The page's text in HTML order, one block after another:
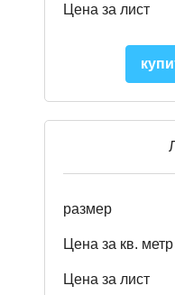
Цена за лист
размер
Цена за кв. метр
Цена за лист